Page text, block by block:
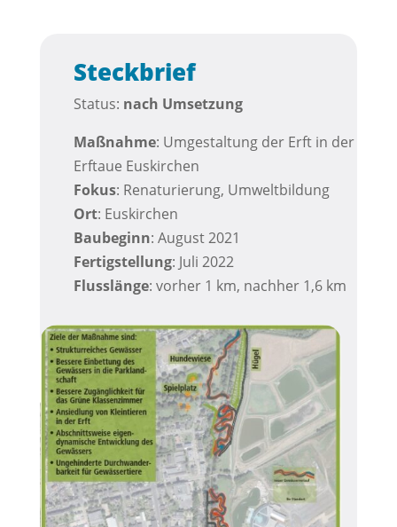
Steckbrief
Status: nach Umsetzung
Maßnahme: Umgestaltung der Erft in der
Erftaue Euskirchen
Fokus: Renaturierung, Umweltbildung
Ort: Euskirchen
Baubeginn: August 2021
Fertigstellung: Juli 2022
Flusslänge: vorher 1 km, nachher 1,6 km